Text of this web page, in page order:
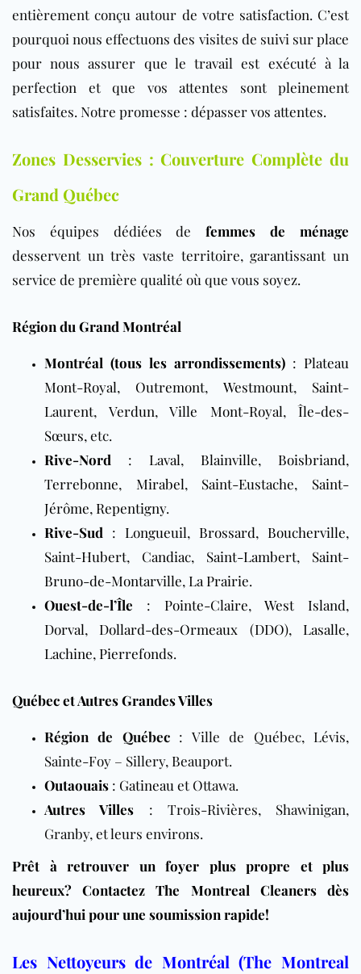
entièrement conçu autour de votre satisfaction. C’est
pourquoi nous effectuons des visites de suivi sur place
pour nous assurer que le travail est exécuté à la
perfection et que vos attentes sont pleinement
satisfaites. Notre promesse : dépasser vos attentes.
Zones Desservies : Couverture Complète du
Grand Québec
Nos équipes dédiées defemmes de ménage
desservent un très vaste territoire, garantissant un
service de première qualité où que vous soyez.
Région du Grand Montréal
Montréal (tous les arrondissements) : Plateau
Mont-Royal, Outremont, Westmount, Saint-
Laurent, Verdun, Ville Mont-Royal,Île-des-
Sœurs, etc.
Rive-Nord : Laval, Blainville, Boisbriand,
Terrebonne, Mirabel, Saint-Eustache, Saint-
Jérôme, Repentigny.
Rive-Sud : Longueuil, Brossard, Boucherville,
Saint-Hubert, Candiac, Saint-Lambert, Saint-
Bruno-de-Montarville, La Prairie.
Ouest-de-l’Île : Pointe-Claire, West Island,
Dorval, Dollard-des-Ormeaux (DDO), Lasalle,
Lachine, Pierrefonds.
Québec et Autres Grandes Villes
Région de Québec: Ville de Québec, Lévis,
Sainte-Foy – Sillery, Beauport.
Outaouais : Gatineau et Ottawa.
Autres Villes : Trois-Rivières, Shawinigan,
Granby, et leurs environs.
Prêt à retrouver un foyer plus propre et plus
heureux? Contactez The Montreal Cleaners dès
aujourd’hui pour une soumission rapide!
Les Nettoyeurs de Montréal (The Montreal